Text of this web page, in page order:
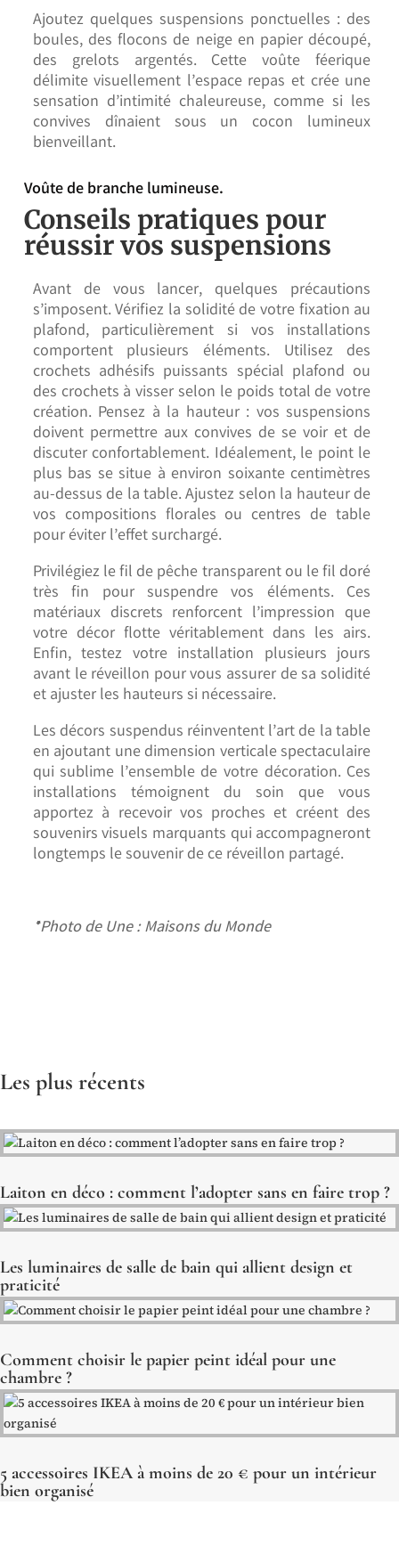
Ajoutez quelques suspensions ponctuelles : des
boules, des flocons de neige en papier découpé,
des grelots argentés. Cette voûte féerique
délimite visuellement l’espace repas et crée une
sensation d’intimité chaleureuse, comme si les
convives dînaient sous un cocon lumineux
bienveillant.
Voûte de branche lumineuse.
Conseils pratiques pour
réussir vos suspensions
Avant de vous lancer, quelques précautions
s’imposent. Vérifiez la solidité de votre fixation au
plafond, particulièrement si vos installations
comportent plusieurs éléments. Utilisez des
crochets adhésifs puissants spécial plafond ou
des crochets à visser selon le poids total de votre
création. Pensez à la hauteur : vos suspensions
doivent permettre aux convives de se voir et de
discuter confortablement. Idéalement, le point le
plus bas se situe à environ soixante centimètres
au-dessus de la table. Ajustez selon la hauteur de
vos compositions florales ou centres de table
pour éviter l’effet surchargé.
Privilégiez le fil de pêche transparent ou le fil doré
très fin pour suspendre vos éléments. Ces
matériaux discrets renforcent l’impression que
votre décor flotte véritablement dans les airs.
Enfin, testez votre installation plusieurs jours
avant le réveillon pour vous assurer de sa solidité
et ajuster les hauteurs si nécessaire.
Les décors suspendus réinventent l’art de la table
en ajoutant une dimension verticale spectaculaire
qui sublime l’ensemble de votre décoration. Ces
installations témoignent du soin que vous
apportez à recevoir vos proches et créent des
souvenirs visuels marquants qui accompagneront
longtemps le souvenir de ce réveillon partagé.
*Photo de Une : Maisons du Monde
Les plus récents
Laiton en déco : comment l’adopter sans en faire trop ?
Les luminaires de salle de bain qui allient design et
praticité
Comment choisir le papier peint idéal pour une
chambre ?
5 accessoires IKEA à moins de 20 € pour un intérieur
bien organisé